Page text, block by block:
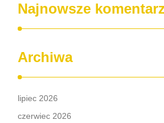
Najnowsze
Archiwa
lipiec 2026
czerwiec 2026